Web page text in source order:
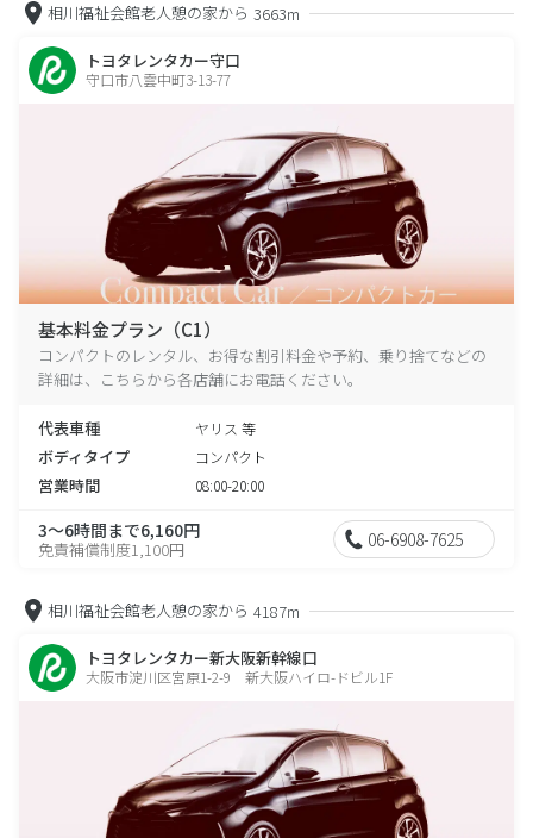
相川福祉会館老人憩の家から 3663m
トヨタレンタカー守口
守口市八雲中町3-13-77
基本料金プラン（C1）
コンパクトのレンタル、お得な割引料金や予約、乗り捨てなどの
詳細は、こちらから各店舗にお電話ください。
代表車種 ヤリス 等
ボディタイプ コンパクト
営業時間 08:00-20:00
3～6時間まで6,160円
免責補償制度1,100円 06-6908-7625
相川福祉会館老人憩の家から 4187m
トヨタレンタカー新大阪新幹線口
大阪市淀川区宮原1-2-9 新大阪ハイロ-ドビル1F